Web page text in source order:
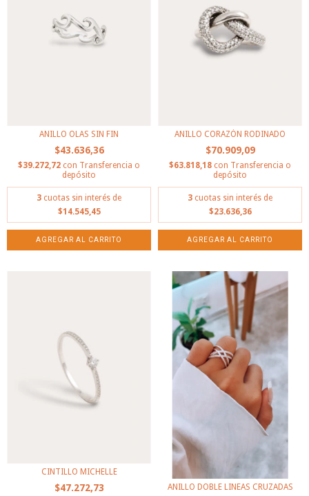
ANILLO OLAS SIN FIN
$43.636,36
$39.272,72 con Transferencia o
depósito
3 cuotas sin interés de
$14.545,45
ANILLO CORAZÓN RODINADO
$70.909,09
$63.818,18 con Transferencia o
depósito
3 cuotas sin interés de
$23.636,36
CINTILLO MICHELLE
$47.272,73 ANILLO DOBLE LINEAS CRUZADAS